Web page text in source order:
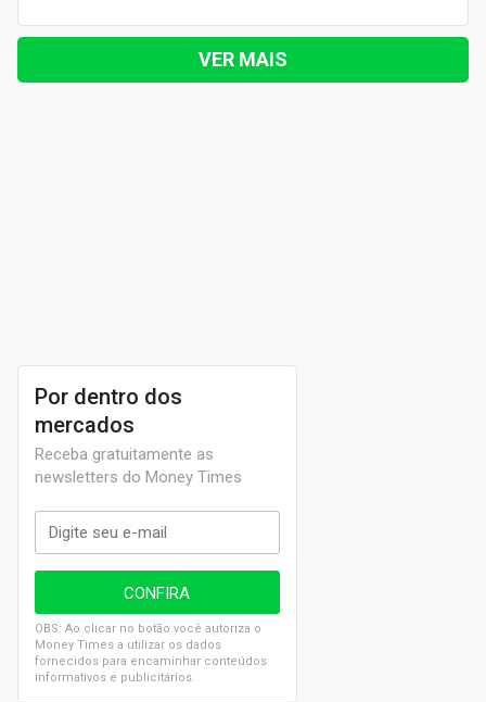
VER MAIS
Por dentro dos
mercados
Receba gratuitamente as
newsletters do Money Times
OBS: Ao clicar no botão você autoriza o
Money Times a utilizar os dados
fornecidos para encaminhar conteúdos
informativos e publicitários.